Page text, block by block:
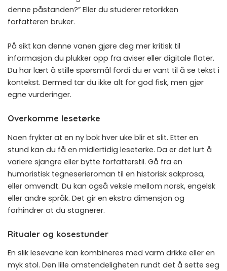
denne påstanden?” Eller du studerer retorikken
forfatteren bruker.
På sikt kan denne vanen gjøre deg mer kritisk til
informasjon du plukker opp fra aviser eller digitale flater.
Du har lært å stille spørsmål fordi du er vant til å se tekst i
kontekst. Dermed tar du ikke alt for god fisk, men gjør
egne vurderinger.
Overkomme lesetørke
Noen frykter at en ny bok hver uke blir et slit. Etter en
stund kan du få en midlertidig lesetørke. Da er det lurt å
variere sjangre eller bytte forfatterstil. Gå fra en
humoristisk tegneserieroman til en historisk sakprosa,
eller omvendt. Du kan også veksle mellom norsk, engelsk
eller andre språk. Det gir en ekstra dimensjon og
forhindrer at du stagnerer.
Ritualer og kosestunder
En slik lesevane kan kombineres med varm drikke eller en
myk stol. Den lille omstendeligheten rundt det å sette seg